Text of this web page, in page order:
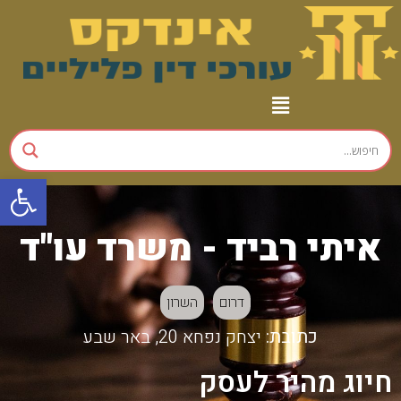
איתי רביד - משרד עו"ד
דרום השרון
כתובת: יצחק נפחא 20, באר שבע
חיוג מהיר לעסק